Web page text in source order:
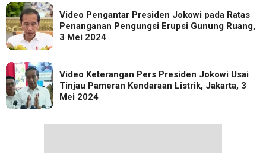
Video Pengantar Presiden Jokowi pada Ratas
Penanganan Pengungsi Erupsi Gunung Ruang,
3 Mei 2024
Video Keterangan Pers Presiden Jokowi Usai
Tinjau Pameran Kendaraan Listrik, Jakarta, 3
Mei 2024